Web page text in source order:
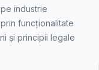
industrie
funcționalitate
și principii legale